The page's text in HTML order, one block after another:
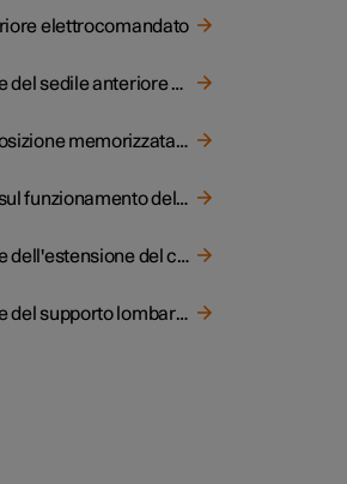
elettrocomandato
Regolazione del sedile anteriore elettrocomandato
Uso della posizione memorizzata per sedile e retrovisori
Generalità sul funzionamento del sedile anteriore multifunzione
Regolazione dell'estensione del cuscino nel sedile anteriore
Regolazione del supporto lombare del sedile anteriore